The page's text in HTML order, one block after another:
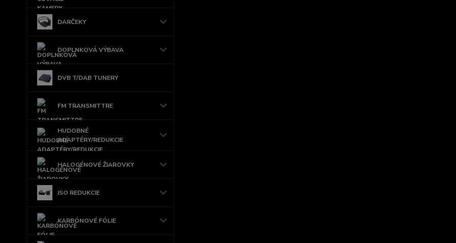
DARČEKY
DOPLNKOVÁ VÝBAVA
DVB T/DAB TUNERY
FM TRANSMITTRE
HUDOBNÉ
ADAPTÉRY/REDUKCIE
HALOGÉNOVÉ ŽIAROVKY
ISO REDUKCIE
KARBÓNOVÉ FÓLIE